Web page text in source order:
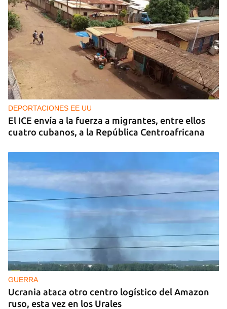
DEPORTACIONES EE UU
El ICE envía a la fuerza a migrantes, entre ellos
cuatro cubanos, a la República Centroafricana
GUERRA
Ucrania ataca otro centro logístico del Amazon
ruso, esta vez en los Urales